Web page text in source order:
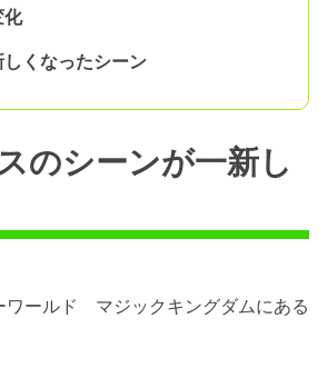
化
くなったシーン
のシーンが一新し
ワールド マジックキングダムにある